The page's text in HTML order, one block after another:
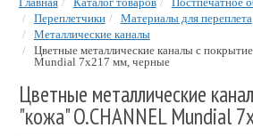
Переплетчики
Материалы для переплета
Металлические каналы
Цветные металлические каналы с
Mundial 7х217 мм, черные
Цветные металлические
"кожа" O.CHANNEL Mundial